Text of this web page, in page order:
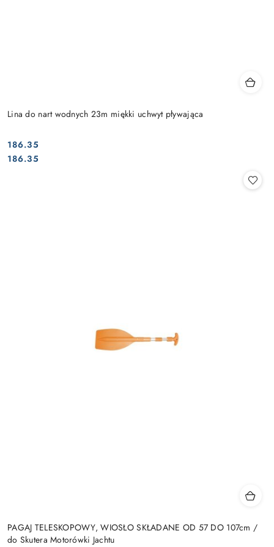
Lina do nart wodnych 23m miękki uchwyt pływająca
Cena:
186.35
Cena:
186.35
PAGAJ TELESKOPOWY, WIOSŁO SKŁADANE OD 57 DO 107cm /
do Skutera Motorówki Jachtu